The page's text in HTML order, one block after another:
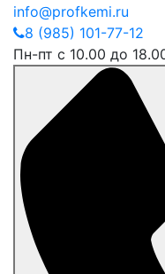
info@profkemi.ru
8 (985) 101-77-12
Пн-пт с 10.00 до